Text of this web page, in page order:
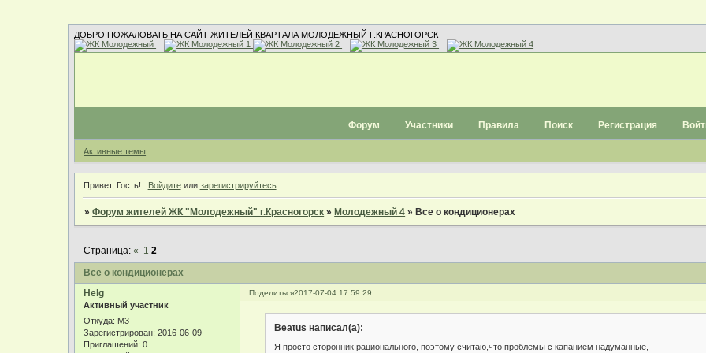
ДОБРО ПОЖАЛОВАТЬ НА САЙТ ЖИТЕЛЕЙ КВАРТАЛА МОЛОДЕЖНЫЙ Г.КРАСНОГОРСК
Форум Участники Правила Поиск Регистрация
Активные темы
Привет, Гость! Войдитеили зарегистрируйтесь.
»Форум жителей ЖК "Молодежный" г.Красногорск » Молодежный 4 » Все о кондиционерах
Все о кондиционерах
Страница:« 1 2
Поделиться2017-07-04 17:59:29
Helg
Активный участник
Откуда: М3
Зарегистрирован: 2016-06-09
Приглашений: 0
Beatus написал(а):
Я просто сторонник рационального, поэтому считаю,что проблемы с капанием надуманные,